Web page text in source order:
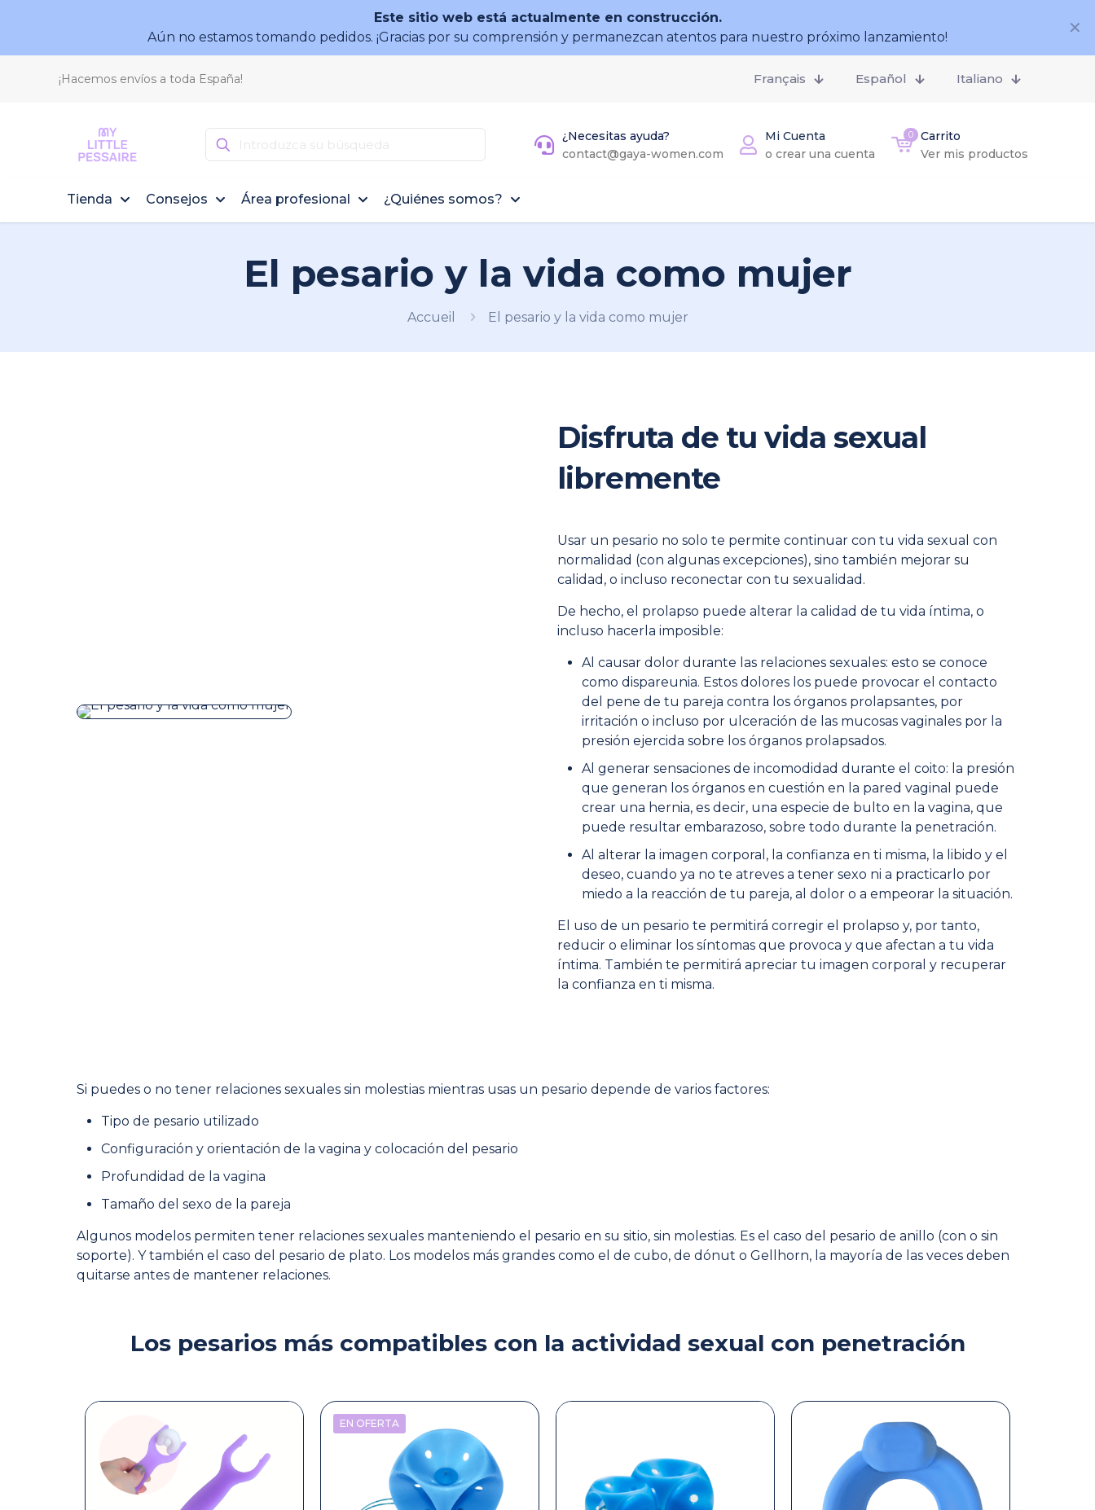
Este sitio web está actualmente en construcción.
Aún no estamos tomando pedidos. ¡Gracias por su comprensión y permanezcan atentos para nuestro próximo lanzamiento!
✕
¡Hacemos envíos a toda España! Français Español Italiano
¿Necesitas ayuda?
contact@gaya-women.com
Mi Cuenta
o crear una cuenta
0
Carrito
Ver mis productos
Tienda Consejos Área profesional ¿Quiénes somos?
El pesario y la vida como mujer
Accueil El pesario y la vida como mujer
Disfruta de tu vida sexual
libremente
Usar un pesario no solo te permite continuar con tu vida sexual con
normalidad (con algunas excepciones), sino también mejorar su
calidad, o incluso reconectar con tu sexualidad.
De hecho, el prolapso puede alterar la calidad de tu vida íntima, o
incluso hacerla imposible:
Al causar dolor durante las relaciones sexuales: esto se conoce
como dispareunia. Estos dolores los puede provocar el contacto
del pene de tu pareja contra los órganos prolapsantes, por
irritación o incluso por ulceración de las mucosas vaginales por la
presión ejercida sobre los órganos prolapsados.
Al generar sensaciones de incomodidad durante el coito: la presión
que generan los órganos en cuestión en la pared vaginal puede
crear una hernia, es decir, una especie de bulto en la vagina, que
puede resultar embarazoso, sobre todo durante la penetración.
Al alterar la imagen corporal, la confianza en ti misma, la libido y el
deseo, cuando ya no te atreves a tener sexo ni a practicarlo por
miedo a la reacción de tu pareja, al dolor o a empeorar la situación.
El uso de un pesario te permitirá corregir el prolapso y, por tanto,
reducir o eliminar los síntomas que provoca y que afectan a tu vida
íntima. También te permitirá apreciar tu imagen corporal y recuperar
la confianza en ti misma.
Si puedes o no tener relaciones sexuales sin molestias mientras usas un pesario depende de varios factores:
Tipo de pesario utilizado
Configuración y orientación de la vagina y colocación del pesario
Profundidad de la vagina
Tamaño del sexo de la pareja
Algunos modelos permiten tener relaciones sexuales manteniendo el pesario en su sitio, sin molestias. Es el caso del pesario de anillo (con o sin
soporte). Y también el caso del pesario de plato. Los modelos más grandes como el de cubo, de dónut o Gellhorn, la mayoría de las veces deben
quitarse antes de mantener relaciones.
Los pesarios más compatibles con la actividad sexual con penetración
EN OFERTA